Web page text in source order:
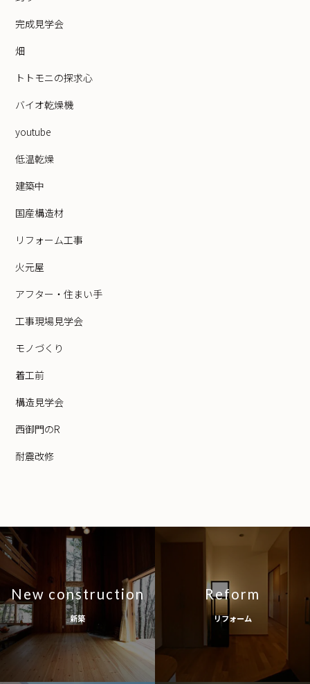
完成見学会
畑
トトモニの探求心
バイオ乾燥機
youtube
低温乾燥
建築中
国産構造材
リフォーム工事
火元屋
アフター・住まい手
工事現場見学会
モノづくり
着工前
構造見学会
西御門のR
耐震改修
New construction
新築
Reform
リフォーム